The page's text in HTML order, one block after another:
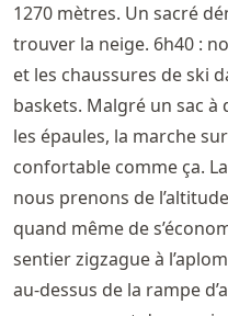
1270 mètres. Un sacré
trouver la neige. 6h40 :
et les chaussures de ski
baskets. Malgré un sac
les épaules, la marche
confortable comme ça.
nous prenons de
quand même de
sentier zigzague à
au-dessus de la rampe